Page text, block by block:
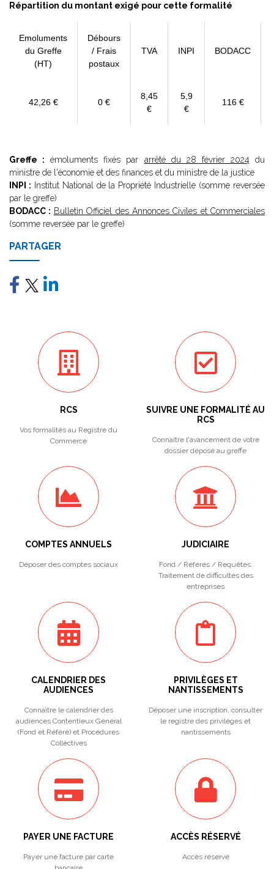
Répartition du montant exigé pour cette formalité
Emoluments
du Greffe
(HT)
Débours
/ Frais
postaux
TVA INPI BODACC
42,26 € 0 €
8,45
€
5,9
€
116 €
Greffe : émoluments fixés par arrêté du 28 février 2024 du
ministre de l'économie et des finances et du ministre de la justice
INPI : Institut National de la Propriété Industrielle (somme reversée
par le greffe)
BODACC : Bulletin Officiel des Annonces Civiles et Commerciales
(somme reversée par le greffe)
PARTAGER
RCS
Vos formalités au Registre du
Commerce
SUIVRE UNE FORMALITÉ AU
RCS
Connaître l'avancement de votre
dossier déposé au greffe
COMPTES ANNUELS
Déposer des comptes sociaux
JUDICIAIRE
Fond / Référés / Requêtes.
Traitement de difficultés des
entreprises
CALENDRIER DES
AUDIENCES
Connaître le calendrier des
audiences Contentieux Général
(Fond et Référé) et Procédures
Collectives
PRIVILÈGES ET
NANTISSEMENTS
Déposer une inscription, consulter
le registre des privilèges et
nantissements
PAYER UNE FACTURE
Payer une facture par carte
ACCÈS RÉSERVÉ
Accès réservé